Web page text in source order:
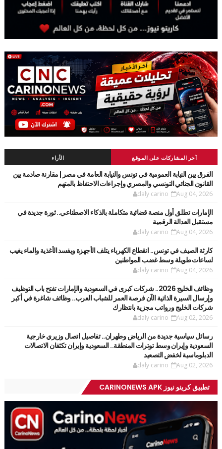
آخر المشاركات على الموقع الأراء
الفرق بين النيابة العمومية في تونس والنيابة العامة في مصر | مقارنة صادمة بين
القانون الجنائي التونسي والمصري وإجراءات الاحتفاظ بالمتهم
daly carino Aug 04, 2026
الإمارات تطلق أول منصة قضائية متكاملة بالذكاء الاصطناعي.. ثورة جديدة في
مستقبل العدالة الرقمية
daly carino Aug 04, 2026
كارثة الصيف في تونس.. انقطاع الكهرباء يتلف الأجهزة ويفسد الأغذية والماء يغيب
لساعات طويلة وسط غضب المواطنين
daly carino Aug 04, 2026
وظائف الخليج 2026.. شركات كبرى في السعودية والإمارات تفتح باب التوظيف
وإرسال السيرة الذاتية الآن فرصة العمر للشباب العرب.. وظائف شاغرة في أكبر
شركات الخليج ورواتب مجزية بانتظارك
daly carino Aug 02, 2026
رسائل سياسية جديدة من الرياض وطهران.. تفاصيل اتصال وزيري خارجية
السعودية وإيران وسط توترات المنطقة.. السعودية وإيران تكثفان الاتصالات
الدبلوماسية لخفض التصعيد
daly carino Aug 02, 2026
تطبيق كرينو نيوز CARINONEWS APK